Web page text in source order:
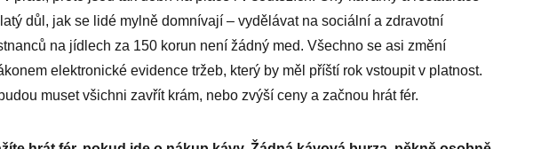
důl, jak se lidé mylně domnívají – vydělávat na sociální a zdravotní
na jídlech za 150 korun není žádný med. Všechno se asi změní
elektronické evidence tržeb, který by měl příští rok vstoupit v platnost.
muset všichni zavřít krám, nebo zvýší ceny a začnou hrát fér.